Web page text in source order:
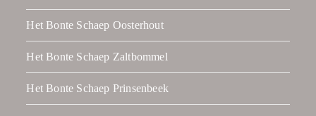
Het Bonte Schaep Oosterhout
Het Bonte Schaep Zaltbommel
Het Bonte Schaep Prinsenbeek